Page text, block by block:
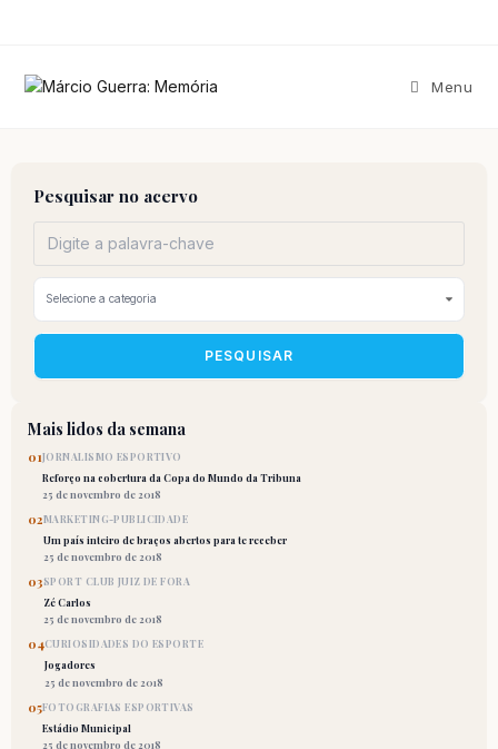
conteúdo
Menu
Pesquisar no acervo
PESQUISAR
Mais lidos da semana
01JORNALISMO ESPORTIVO
Reforço na cobertura da Copa do Mundo da Tribuna
25 de novembro de 2018
02MARKETING-PUBLICIDADE
Um país inteiro de braços abertos para te receber
25 de novembro de 2018
03SPORT CLUB JUIZ DE FORA
Zé Carlos
25 de novembro de 2018
04CURIOSIDADES DO ESPORTE
Jogadores
25 de novembro de 2018
05FOTOGRAFIAS ESPORTIVAS
Estádio Municipal
25 de novembro de 2018